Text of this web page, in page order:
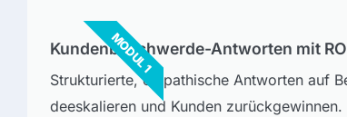
Kundenbeschwerde-Antworten mit
Strukturierte, empathische Antworten auf
deeskalieren und Kunden zurückgewinnen.
MODUL 1